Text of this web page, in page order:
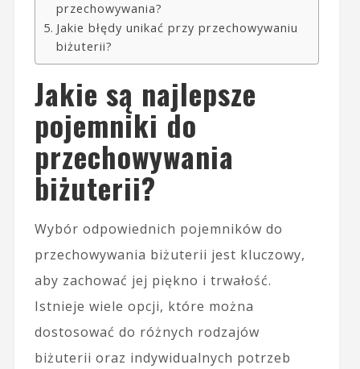
przechowywania?
Jakie błędy unikać przy przechowywaniu
biżuterii?
Jakie są najlepsze
pojemniki do
przechowywania
biżuterii?
Wybór odpowiednich pojemników do
przechowywania biżuterii jest kluczowy,
aby zachować jej piękno i trwałość.
Istnieje wiele opcji, które można
dostosować do różnych rodzajów
biżuterii oraz indywidualnych potrzeb